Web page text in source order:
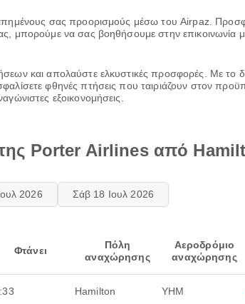
σας προορισμούς μέσω του Airpaz.
μπορούμε να σας βοηθήσουμε στην επικοινωνία
και απολαύστε ελκυστικές προσφορές. Με το
φθηνές πτήσεις που ταιριάζουν στον
εξοικονομήσεις.
Porter Airlines από
2026 Σάβ 18 Ιουλ 2026
Φτάνει
Πόλη
αναχώρησης
Αεροδρόμιο
αναχώρησης
Hamilton YHM